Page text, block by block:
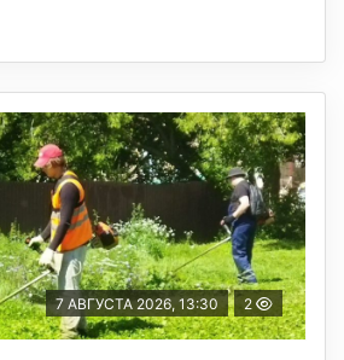
7 АВГУСТА 2026, 13:30 2